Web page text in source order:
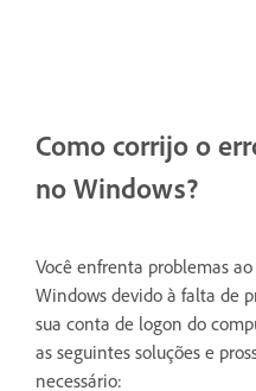
Como corrijo o
no Windows?
Você enfrenta problemas
Windows devido à falta de
sua conta de logon do
as seguintes soluções e
necessário: